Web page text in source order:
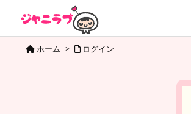
ホーム > ログイン